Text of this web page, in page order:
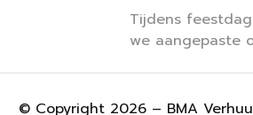
Tijdens
we aangepaste
© Copyright 2026 – BMA